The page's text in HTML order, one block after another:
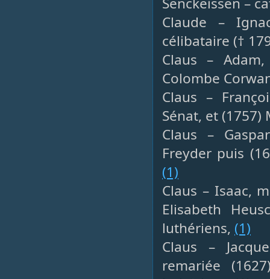
Claude –
célibataire (†
Claus –
Colombe
Claus –
Sénat, et
Claus –
Freyder puis
(1)
Claus – Isaac,
Elisabeth
luthériens, (1)
Claus –
remariée